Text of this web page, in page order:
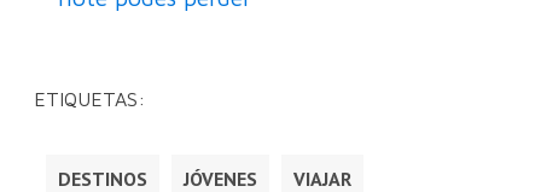
ETIQUETAS:
DESTINOS JÓVENES VIAJAR